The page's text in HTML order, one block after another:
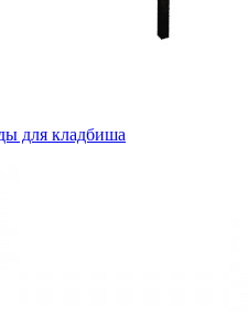
для кладбиша